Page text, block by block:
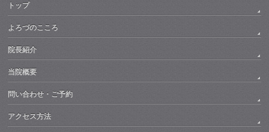
トップ
よろづのこころ
院長紹介
当院概要
問い合わせ・ご予約
アクセス方法